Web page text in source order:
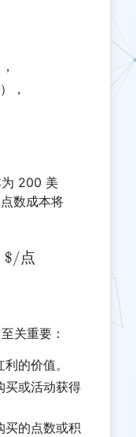
，
200 美
数成本将
\frac{200}{1000}
$/点
关重要：
的价值。
买或活动获得
买的点数或积